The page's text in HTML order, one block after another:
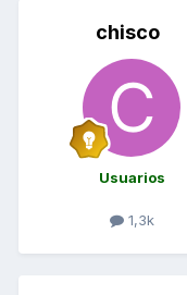
chisco
Usuarios
1,3k